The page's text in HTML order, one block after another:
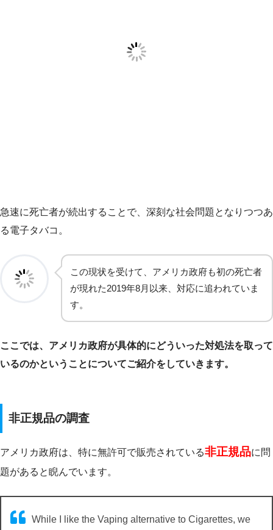
急速に死亡者が続出することで、深刻な社会問題となりつつあ
る電子タバコ。
この現状を受けて、アメリカ政府も初の死亡者
が現れた2019年8月以来、対応に追われていま
す。
ここでは、アメリカ政府が具体的にどういった対処法を取って
いるのかということについてご紹介をしていきます。
非正規品の調査
アメリカ政府は、特に無許可で販売されている非正規品に問
題があると睨んでいます。
While I like the Vaping alternative to Cigarettes, we